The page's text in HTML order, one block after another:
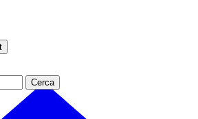
Cerca